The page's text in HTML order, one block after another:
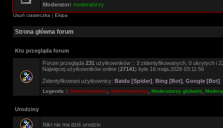
Moderator: moderatorzy
Usuń ciasteczka | Ekipa
Strona główna forum
Kto przegląda forum
Forum przegląda 231 użytkowników :: 3 zidentyfikowanych, 0 ukrytych i
Najwięcej użytkowników online (27141) było 16.maja.2026 03:11:56
Zidentyfikowani użytkownicy: Baidu [Spider] Bing [Bot] Google [Bot]
Legenda :: Administratorzy, Administratorzy, Moderatorzy globalni
Urodziny
Nikt nie ma dziś urodzin